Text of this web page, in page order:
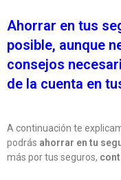
Ahorrar en tus
posible, aunque
consejos
de la cuenta en
A continuación te
podrás ahorrar en tu
más por tus seguros,